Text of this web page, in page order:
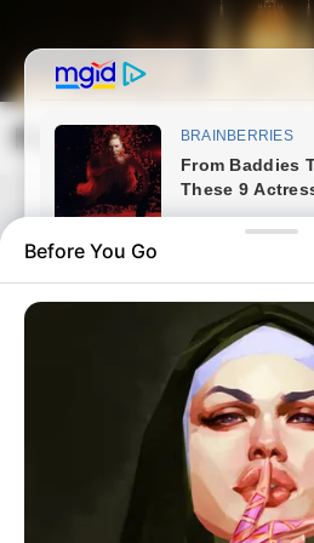
content
Magyarország Kincsei
Before You Go